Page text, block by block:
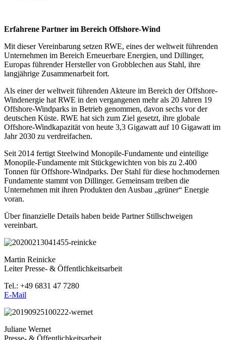
Erfahrene Partner im Bereich Offshore-Wind
Mit dieser Vereinbarung setzen RWE, eines der weltweit führenden
Unternehmen im Bereich Erneuerbare Energien, und Dillinger,
Europas führender Hersteller von Grobblechen aus Stahl, ihre
langjährige Zusammenarbeit fort.
Als einer der weltweit führenden Akteure im Bereich der Offshore-
Windenergie hat RWE in den vergangenen mehr als 20 Jahren 19
Offshore-Windparks in Betrieb genommen, davon sechs vor der
deutschen Küste. RWE hat sich zum Ziel gesetzt, ihre globale
Offshore-Windkapazität von heute 3,3 Gigawatt auf 10 Gigawatt im
Jahr 2030 zu verdreifachen.
Seit 2014 fertigt Steelwind Monopile-Fundamente und einteilige
Monopile-Fundamente mit Stückgewichten von bis zu 2.400
Tonnen für Offshore-Windparks. Der Stahl für diese hochmodernen
Fundamente stammt von Dillinger. Gemeinsam treiben die
Unternehmen mit ihren Produkten den Ausbau „grüner“ Energie
voran.
Über finanzielle Details haben beide Partner Stillschweigen
vereinbart.
Martin Reinicke
Leiter Presse- & Öffentlichkeitsarbeit
Tel.: +49 6831 47 7280
E-Mail
Juliane Wernet